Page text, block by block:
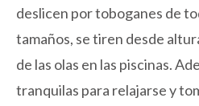
deslicen por toboganes de
tamaños, se tiren desde
de las olas en las piscinas.
tranquilas para relajarse y